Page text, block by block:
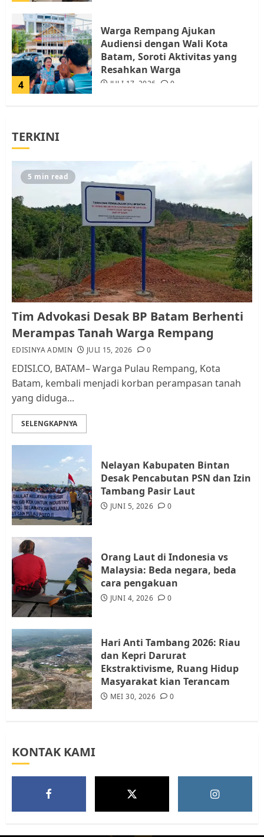
4
Warga Rempang Ajukan
Audiensi dengan Wali Kota
Batam, Soroti Aktivitas yang
Resahkan Warga
JULI 17, 2026 0
5
1
Pemko Batam Tegaskan RT dan
RW bukan Petugas Pendataan
dan Pemungutan Pajak
AGUSTUS 1, 2026 0
Kader Pajak jadi Penghubung
Pemerintah dan Masyarakat di
Lingkungan RT/RW
AGUSTUS 1, 2026
4
Warga Rempang Ajukan
Audiensi dengan Wali Kota
5
Tim Advokasi Desak BP Batam
Berhenti Merampas Tanah
TERKINI
5 min read
Tim Advokasi Desak BP Batam Berhenti
Merampas Tanah Warga Rempang
EDISINYA ADMIN JULI 15, 2026 0
EDISI.CO, BATAM– Warga Pulau Rempang, Kota
Batam, kembali menjadi korban perampasan tanah
yang diduga...
SELENGKAPNYA
Nelayan Kabupaten Bintan
Desak Pencabutan PSN dan Izin
Tambang Pasir Laut
JUNI 5, 2026 0
Orang Laut di Indonesia vs
Malaysia: Beda negara, beda
cara pengakuan
JUNI 4, 2026 0
Hari Anti Tambang 2026: Riau
dan Kepri Darurat
Ekstraktivisme, Ruang Hidup
Masyarakat kian Terancam
MEI 30, 2026 0
KONTAK KAMI